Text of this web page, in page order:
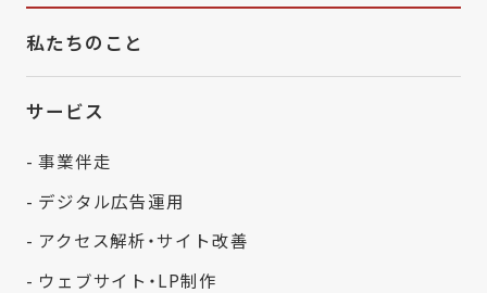
私たちのこと
サービス
- 事業伴走
- デジタル広告運用
- アクセス解析・サイト改善
- ウェブサイト・LP制作